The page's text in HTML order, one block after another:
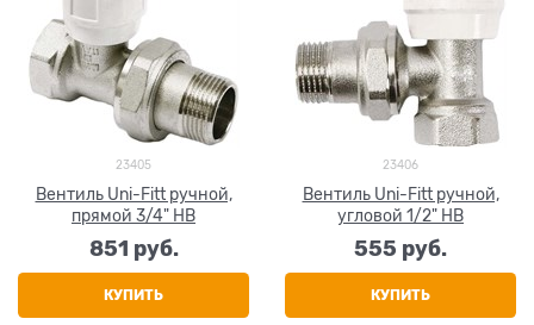
23405
Вентиль Uni-Fitt ручной,
прямой 3/4" НВ
851 руб.
КУПИТЬ
23406
Вентиль Uni-Fitt ручной,
угловой 1/2" НВ
555 руб.
КУПИТЬ